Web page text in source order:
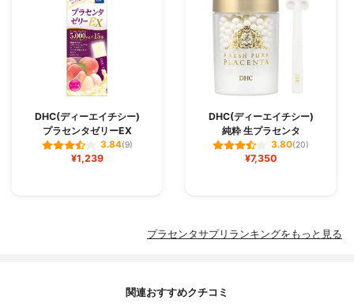
DHC(ディーエイチシー)
プラセンタゼリーEX
3.84(9)
¥1,239
DHC(ディーエイチシー)
純粋 生プラセンタ
3.80(20)
¥7,350
プラセンタサプリランキングをもっと見る
関連おすすめクチコミ